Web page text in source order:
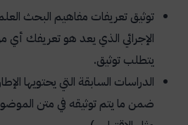
توثيق تعريفات مفاهيم البحث
الإجرائي الذي يعد هو تعريفك أي
يتطلب توثيق.
الدراسات السابقة التي يحتويها
ضمن ما يتم توثيقه في متن